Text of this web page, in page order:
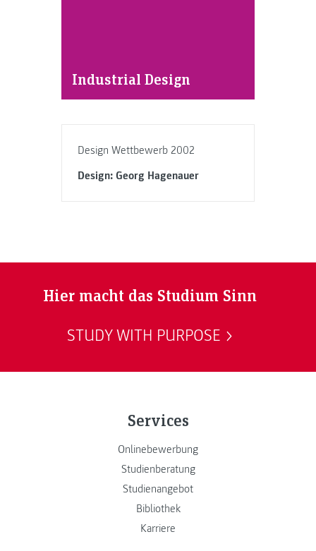
Industrial Design
Design Wettbewerb 2002
Design: Georg Hagenauer
Hier macht das Studium Sinn
STUDY WITH PURPOSE
Services
Onlinebewerbung
Studienberatung
Studienangebot
Bibliothek
Karriere